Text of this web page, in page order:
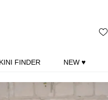
♥ NEW
FINDER